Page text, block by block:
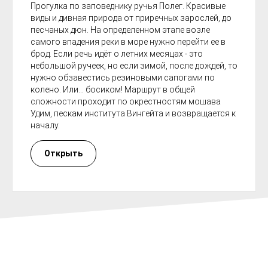
Прогулка по заповеднику ручья Полег. Красивые
виды и дивная природа от приречных зарослей, до
песчаных дюн. На определенном этапе возле
самого впадения реки в море нужно перейти ее в
брод. Если речь идёт о летних месяцах - это
небольшой ручеек, но если зимой, после дождей, то
нужно обзавестись резиновыми сапогами по
колено. Или... босиком! Маршрут в общей
сложности проходит по окрестностям мошава
Удим, пескам института Вингейта и возвращается к
началу.
Открыть